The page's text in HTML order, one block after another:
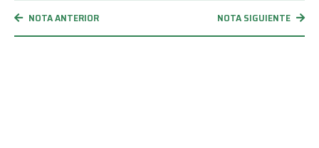
NOTA ANTERIOR NOTA SIGUIENTE